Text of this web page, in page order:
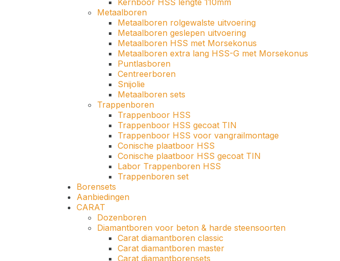
Metaalboren
Metaalboren rolgewalste uitvoering
Metaalboren geslepen uitvoering
Metaalboren HSS met Morsekonus
Metaalboren extra lang HSS-G met Morsekonus
Puntlasboren
Centreerboren
Snijolie
Metaalboren sets
Trappenboren
Trappenboor HSS
Trappenboor HSS gecoat TIN
Trappenboor HSS voor vangrailmontage
Conische plaatboor HSS
Conische plaatboor HSS gecoat TIN
Labor Trappenboren HSS
Trappenboren set
Borensets
Aanbiedingen
CARAT
Dozenboren
Diamantboren voor beton & harde steensoorten
Carat diamantboren classic
Carat diamantboren master
Carat diamantborensets